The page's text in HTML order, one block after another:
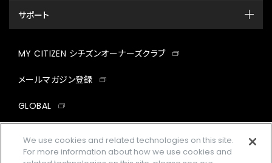
サポート
MY CITIZEN シチズンオーナーズクラブ
メールマガジン登録
GLOBAL
facebookinstagramtwitter
We use cookies and related technologies on this site.
For more information about how we use cookies and